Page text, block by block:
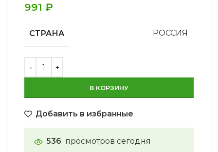
991 ₽
СТРАНА РОССИЯ
В КОРЗИНУ
Добавить в избранные
536 просмотров сегодня